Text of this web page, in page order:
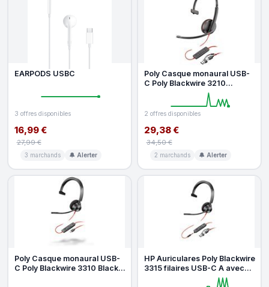
EARPODS USBC
3 offres disponibles
16,99 €
27,99 €
3 marchands 🔔 Alerter
Poly Casque monaural USB-
C Poly Blackwire 3210
adaptateur USB-C A
2 offres disponibles
29,38 €
34,50 €
2 marchands 🔔 Alerter
Poly Casque monaural USB-
C Poly Blackwire 3310 Black
HP Auriculares Poly Blackwire
3315 filaires USB-C A avec
réduction de bruit et m